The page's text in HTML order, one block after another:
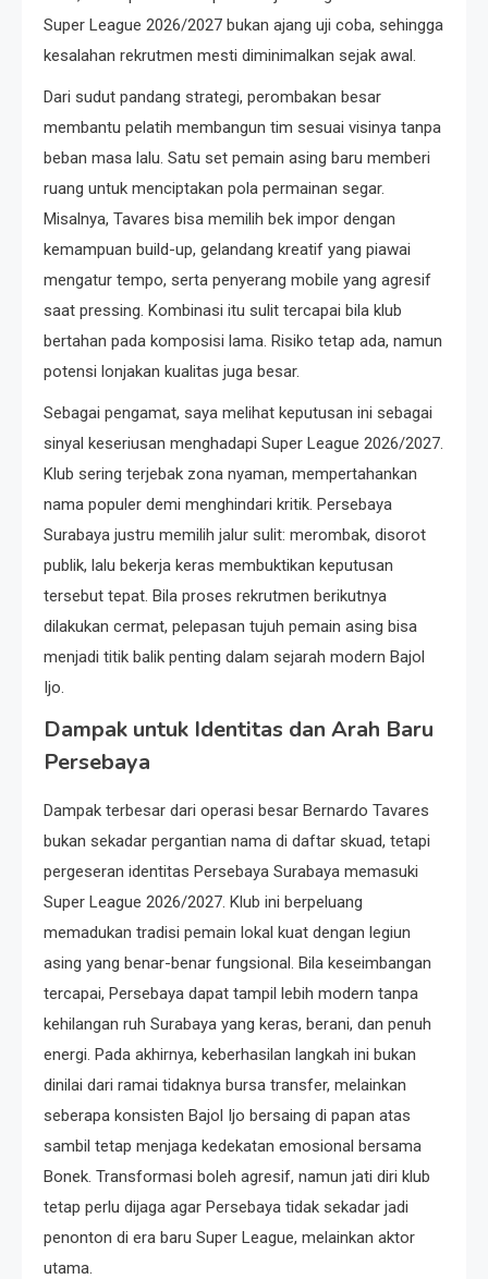
Super League 2026/2027 bukan ajang uji coba, sehingga
kesalahan rekrutmen mesti diminimalkan sejak awal.
Dari sudut pandang strategi, perombakan besar
membantu pelatih membangun tim sesuai visinya tanpa
beban masa lalu. Satu set pemain asing baru memberi
ruang untuk menciptakan pola permainan segar.
Misalnya, Tavares bisa memilih bek impor dengan
kemampuan build-up, gelandang kreatif yang piawai
mengatur tempo, serta penyerang mobile yang agresif
saat pressing. Kombinasi itu sulit tercapai bila klub
bertahan pada komposisi lama. Risiko tetap ada, namun
potensi lonjakan kualitas juga besar.
Sebagai pengamat, saya melihat keputusan ini sebagai
sinyal keseriusan menghadapi Super League 2026/2027.
Klub sering terjebak zona nyaman, mempertahankan
nama populer demi menghindari kritik. Persebaya
Surabaya justru memilih jalur sulit: merombak, disorot
publik, lalu bekerja keras membuktikan keputusan
tersebut tepat. Bila proses rekrutmen berikutnya
dilakukan cermat, pelepasan tujuh pemain asing bisa
menjadi titik balik penting dalam sejarah modern Bajol
Ijo.
Dampak untuk Identitas dan Arah Baru
Persebaya
Dampak terbesar dari operasi besar Bernardo Tavares
bukan sekadar pergantian nama di daftar skuad, tetapi
pergeseran identitas Persebaya Surabaya memasuki
Super League 2026/2027. Klub ini berpeluang
memadukan tradisi pemain lokal kuat dengan legiun
asing yang benar-benar fungsional. Bila keseimbangan
tercapai, Persebaya dapat tampil lebih modern tanpa
kehilangan ruh Surabaya yang keras, berani, dan penuh
energi. Pada akhirnya, keberhasilan langkah ini bukan
dinilai dari ramai tidaknya bursa transfer, melainkan
seberapa konsisten Bajol Ijo bersaing di papan atas
sambil tetap menjaga kedekatan emosional bersama
Bonek. Transformasi boleh agresif, namun jati diri klub
tetap perlu dijaga agar Persebaya tidak sekadar jadi
penonton di era baru Super League, melainkan aktor
utama.